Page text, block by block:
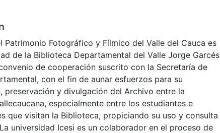
Patrimonio Fotográfico y Fílmico del Valle del Cauca es
de la Biblioteca Departamental del Valle Jorge Garcés
de cooperación suscrito con la Secretaría de
con el fin de aunar esfuerzos para su
preservación y divulgación del Archivo entre la
especialmente entre los estudiantes e
que visitan la Biblioteca, propiciando su uso y consulta
universidad Icesi es un colaborador en el proceso de